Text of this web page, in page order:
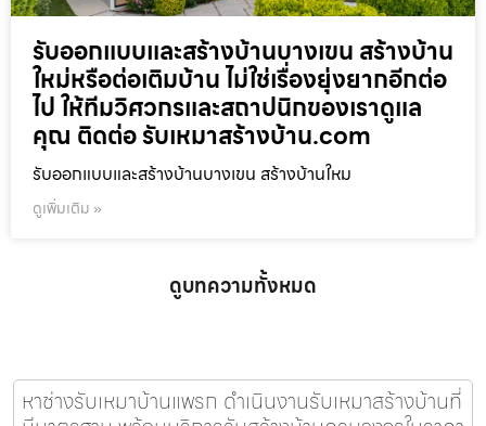
รับออกแบบและสร้างบ้านบางเขน สร้างบ้าน
ใหม่หรือต่อเติมบ้าน ไม่ใช่เรื่องยุ่งยากอีกต่อ
ไป ให้ทีมวิศวกรและสถาปนิกของเราดูแล
คุณ ติดต่อ รับเหมาสร้างบ้าน.com
รับออกแบบและสร้างบ้านบางเขน สร้างบ้านใหม
ดูเพิ่มเติม »
ดูบทความทั้งหมด
หาช่างรับเหมาบ้านแพรก ดำเนินงานรับเหมาสร้างบ้านที่